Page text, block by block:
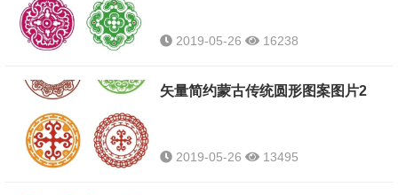
2019-05-26 16238
矢量简约蒙古传统圆形图案图片2
2019-05-26 13495